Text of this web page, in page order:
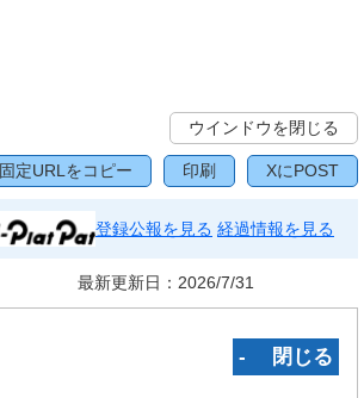
ウインドウを閉じる
固定URLをコピー 印刷 XにPOST
登録公報を見る 経過情報を見る
最新更新日： 2026/7/31
‐ 閉じる